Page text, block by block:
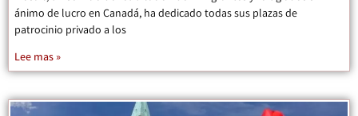
ánimo de lucro en Canadá, ha dedicado todas sus plazas de
patrocinio privado a los
Lee mas »